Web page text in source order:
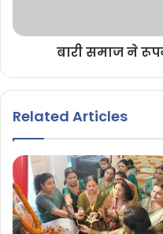
बारी समाज ने
Related Articles